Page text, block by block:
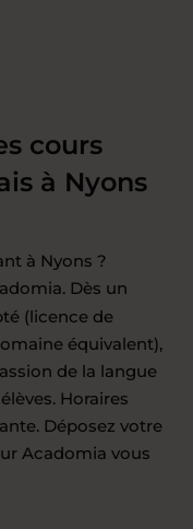
cours
à Nyons
à Nyons ?
Dès un
(licence de
équivalent),
de la langue
Horaires
Déposez votre
Acadomia vous